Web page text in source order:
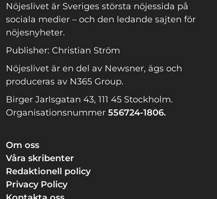
Nöjeslivet är Sveriges största nöjessida på
sociala medier – och den ledande sajten för
nöjesnyheter.
Publisher: Christian Ström
Nöjeslivet är en del av Newsner, ägs och
produceras av N365 Group.
Birger Jarlsgatan 43, 111 45 Stockholm.
Organisationsnummer 556724-1806.
Om oss
Våra skribenter
Redaktionell policy
Privacy Policy